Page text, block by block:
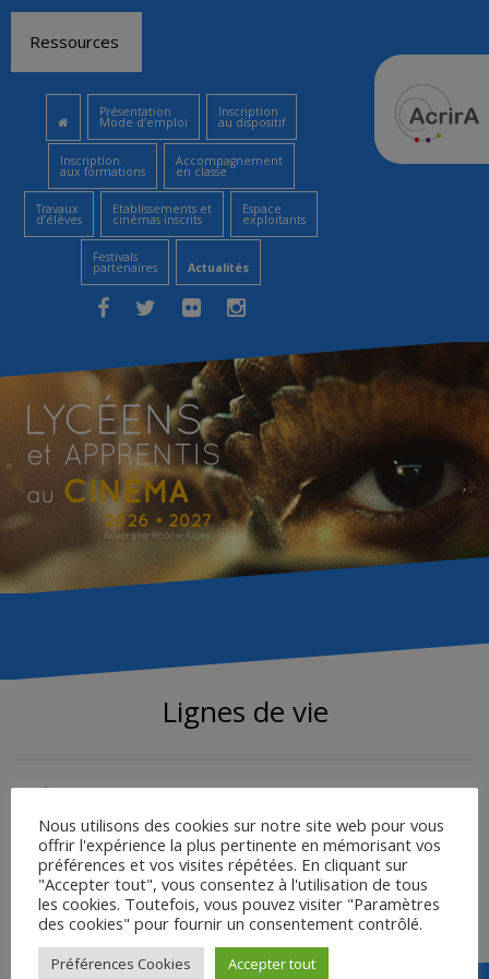
contenu
Ressources
Présentation
Mode d’emploi
Inscription
au dispositif
Inscription
aux formations
Accompagnement
en classe
Travaux
d’élèves
Etablissements et
cinémas inscrits
Espace
exploitants
Festivals
partenaires Actualités
Lignes de vie
Un film réalisé par Serge Avedikian
2002 / France / 35 mm – 1,66 / Dolby SRD / 12′
Synopsis :
Un camp de concentration. Des bourreaux et des victimes.
Nous utilisons des cookies sur notre site web pour vous
offrir l'expérience la plus pertinente en mémorisant vos
préférences et vos visites répétées. En cliquant sur
"Accepter tout", vous consentez à l'utilisation de tous
les cookies. Toutefois, vous pouvez visiter "Paramètres
des cookies" pour fournir un consentement contrôlé.
Préférences Cookies Accepter tout